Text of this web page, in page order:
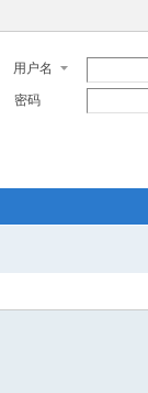
用户名
密码